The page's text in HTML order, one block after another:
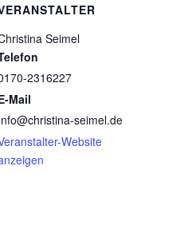
Seimel
2316227
Mail
seimel.de
Website